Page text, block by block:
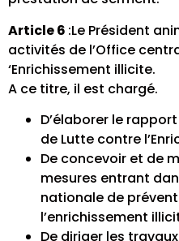
Article 6 :Le Président
activités de l’Office
‘Enrichissement illicite.
A ce titre, il est chargé.
D’élaborer le
de Lutte contre
De concevoir et de
mesures entrant
nationale de
l’enrichissement
De diriger les